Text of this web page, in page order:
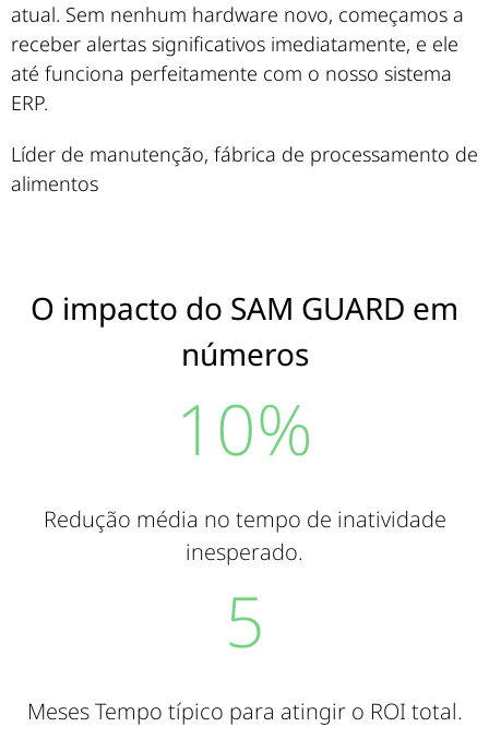
tranquilidade. Saber que nossos dados
operacionais confidenciais estão protegidos
permite que nos concentremos em operar a
fábrica com eficiência.
Gerente de TI, setor de energia
O impacto do SAM GUARD em
números
10%
Redução média no tempo de inatividade
inesperado.
5
Meses Tempo típico para atingir o ROI total.